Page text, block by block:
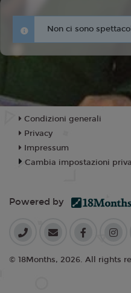
Non ci sono
Condizioni generali
Privacy
Impressum
Cambia impostazioni
Powered by
© 18Months, 2026. All rights